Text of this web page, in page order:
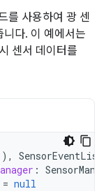
를 사용하여 광 센
다. 이 예에서는
센서 데이터를
:
= null